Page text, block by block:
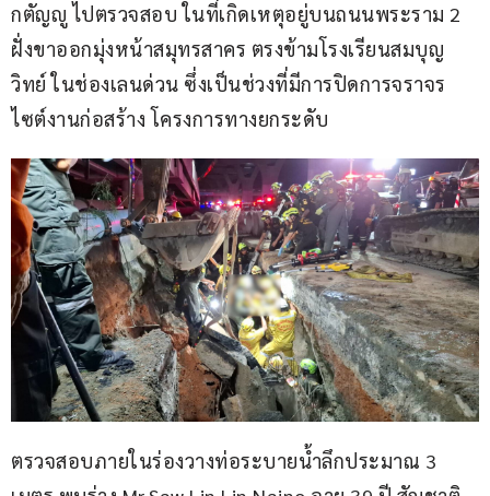
กตัญญู ไปตรวจสอบ ในที่เกิดเหตุอยู่บนถนนพระราม 2
ฝั่งขาออกมุ่งหน้าสมุทรสาคร ตรงข้ามโรงเรียนสมบุญ
วิทย์ ในช่องเลนด่วน ซึ่งเป็นช่วงที่มีการปิดการจราจร
ไซต์งานก่อสร้าง โครงการทางยกระดับ
ตรวจสอบภายในร่องวางท่อระบายน้ำลึกประมาณ 3